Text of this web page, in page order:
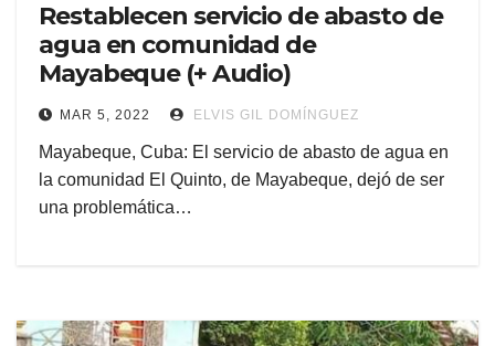
Restablecen servicio de abasto de
agua en comunidad de
Mayabeque (+ Audio)
MAR 5, 2022 ELVIS GIL DOMÍNGUEZ
Mayabeque, Cuba: El servicio de abasto de agua en
la comunidad El Quinto, de Mayabeque, dejó de ser
una problemática…